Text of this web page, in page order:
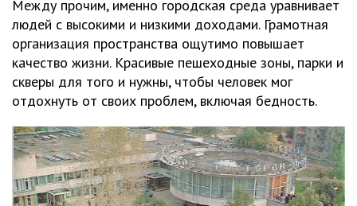
Между прочим, именно городская среда уравнивает
людей с высокими и низкими доходами. Грамотная
организация пространства ощутимо повышает
качество жизни. Красивые пешеходные зоны, парки и
скверы для того и нужны, чтобы человек мог
отдохнуть от своих проблем, включая бедность.